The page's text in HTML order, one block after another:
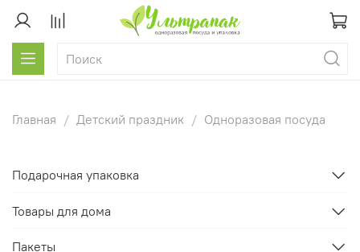
Главная Детский праздник Одноразовая посуда
Подарочная упаковка
Товары для дома
Пакеты